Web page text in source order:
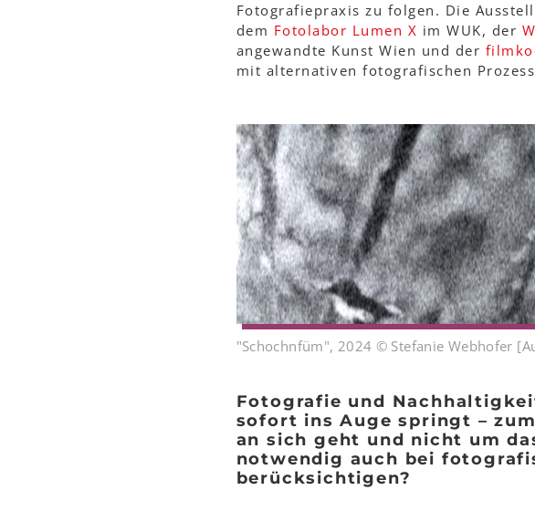
Fotografiepraxis zu folgen. Die
dem Fotolabor Lumen X im WUK, der
angewandte Kunst Wien und der
mit alternativen fotografischen
"Schochnfüm", 2024 © Stefanie Webhofer
Fotografie und
sofort ins Auge springt –
an sich geht und nicht um
notwendig auch bei
berücksichtigen?